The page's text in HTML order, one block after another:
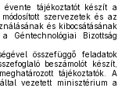
évente tájékoztatót készít a
szervezetek és az
és kibocsátásának
Géntechnológiai Bizottság
összefüggő feladatok
beszámolót készít,
tájékoztatók. A
vezetett minisztérium a